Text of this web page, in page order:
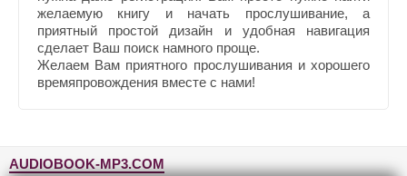
желаемую книгу и начать прослушивание, а
приятный простой дизайн и удобная навигация
сделает Ваш поиск намного проще.
Желаем Вам приятного прослушивания и хорошего
времяпровождения вместе с нами!
AUDIOBOOK-MP3.COM